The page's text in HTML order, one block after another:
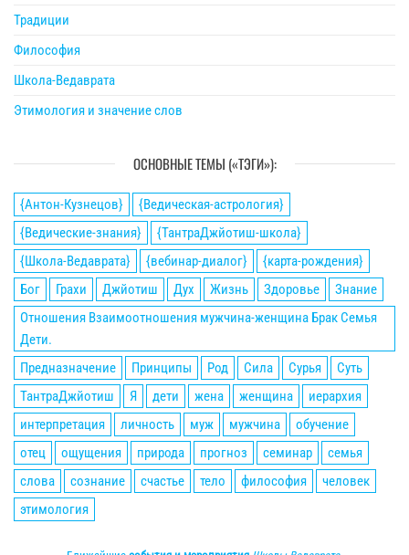
Традиции
Философия
Школа-Ведаврата
Этимология и значение слов
ОСНОВНЫЕ ТЕМЫ («ТЭГИ»):
{Антон-Кузнецов}
{Ведическая-астрология}
{Ведические-знания}
{ТантраДжйотиш-школа}
{Школа-Ведаврата}
{вебинар-диалог}
{карта-рождения}
Бог
Грахи Джйотиш Дух Жизнь Здоровье
Знание
Отношения Взаимоотношения мужчина-женщина Брак Семья
Дети.
Предназначение
Принципы Род Сила Сурья
Суть
ТантраДжйотиш
Я дети жена женщина
иерархия
интерпретация
личность муж мужчина
обучение
отец
ощущения природа прогноз семинар
семья
слова
сознание счастье тело философия
человек
этимология